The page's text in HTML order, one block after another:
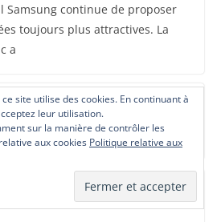
Samsung continue de proposer
toujours plus attractives. La
a
S24 ULTRA : le meilleur
S24 : le meilleur smartphone
site utilise des cookies. En continuant à
leur utilisation.
sur la manière de contrôler les
aux cookies Politique relative aux